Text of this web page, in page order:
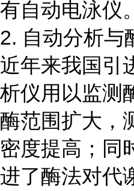
有自动电泳仪。
2. 自动分析与
近年来我国引
析仪用以监测
酶范围扩大，
密度提高；同
进了酶法对代